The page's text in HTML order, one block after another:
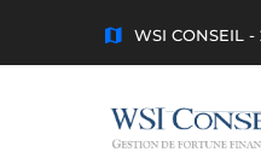
WSI CONSEIL